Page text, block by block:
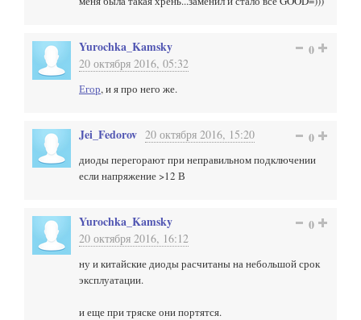
Yurochka_Kamsky
20 октября 2016, 05:32
0
Егор, и я про него же.
Jei_Fedorov 20 октября 2016, 15:20 0
диоды перегорают при неправильном подключении
если напряжение >12 В
Yurochka_Kamsky
20 октября 2016, 16:12
0
ну и китайские диоды расчитаны на небольшой срок
эксплуатации.
и еще при тряске они портятся.